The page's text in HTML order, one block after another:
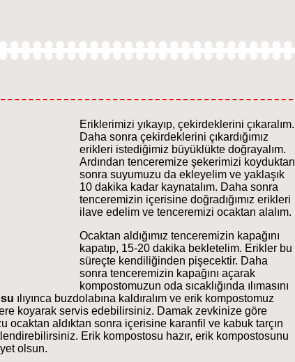
Eriklerimizi yıkayıp, çekirdeklerini çıkaralım.
Daha sonra çekirdeklerini çıkardığımız
erikleri istediğimiz büyüklükte doğrayalım.
Ardından tenceremize şekerimizi koyduktan
sonra suyumuzu da ekleyelim ve yaklaşık
10 dakika kadar kaynatalım. Daha sonra
tenceremizin içerisine doğradığımız erikleri
ilave edelim ve tenceremizi ocaktan alalım.
Ocaktan aldığımız tenceremizin kapağını
kapatıp, 15-20 dakika bekletelim. Erikler bu
süreçte kendiliğinden pişecektir. Daha
sonra tenceremizin kapağını açarak
kompostomuzun oda sıcaklığında ılımasını
ılıyınca buzdolabına kaldıralım ve erik kompostomuz
koyarak servis edebilirsiniz. Damak zevkinize göre
ocaktan aldıktan sonra içerisine karanfil ve kabuk tarçın
Erik kompostosu hazır, erik kompostosunu
olsun.